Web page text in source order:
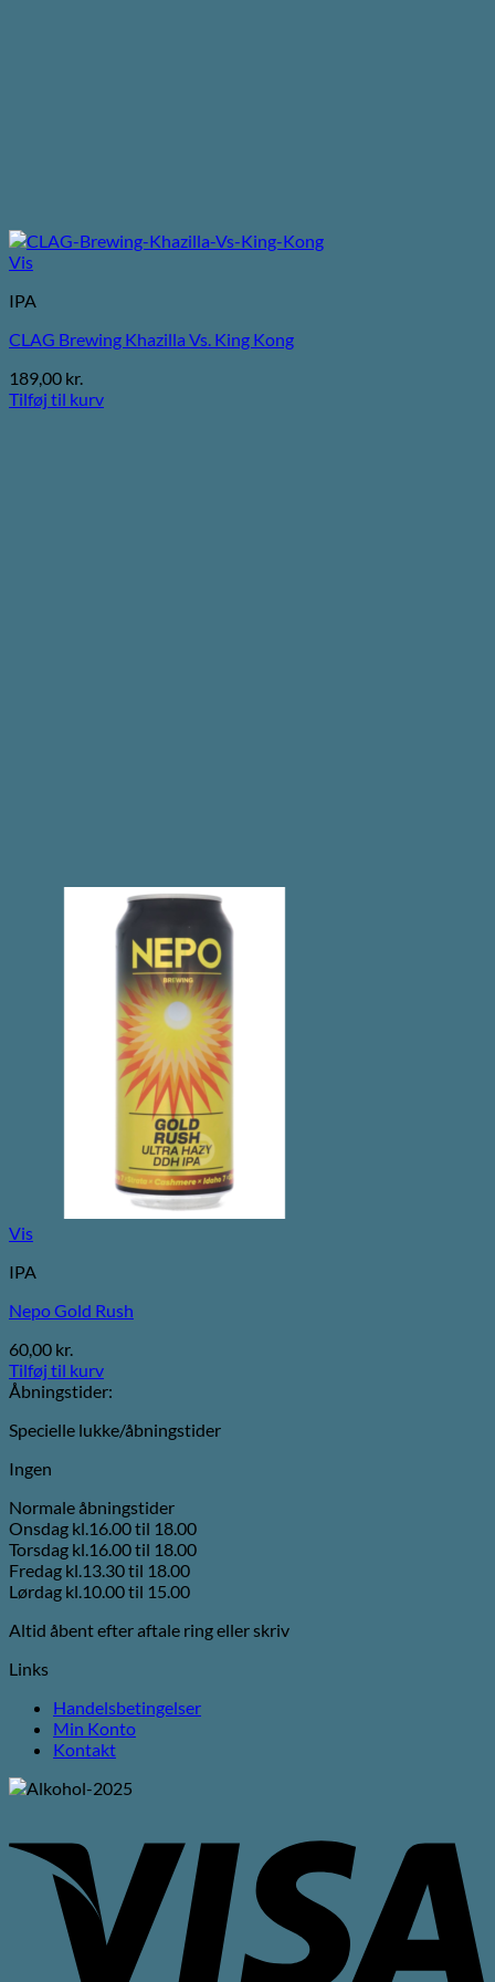
Vis
IPA
CLAG Brewing Khazilla Vs. King Kong
189,00 kr.
Tilføj til kurv
Vis
IPA
Nepo Gold Rush
60,00 kr.
Tilføj til kurv
Åbningstider:
Specielle lukke/åbningstider
Ingen
Normale åbningstider
Onsdag kl.16.00 til 18.00
Torsdag kl.16.00 til 18.00
Fredag kl.13.30 til 18.00
Lørdag kl.10.00 til 15.00
Altid åbent efter aftale ring eller skriv
Links
Handelsbetingelser
Min Konto
Kontakt